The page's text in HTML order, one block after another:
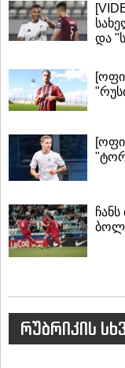
და
რუბრიკის